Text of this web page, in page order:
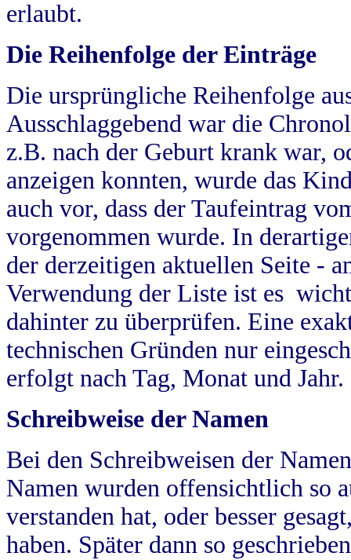
erlaubt.
Die Reihenfolge der Einträge
Die ursprüngliche Reihenfolge
Ausschlaggebend war die
z.B. nach der Geburt krank war,
anzeigen konnten, wurde das
auch vor, dass der Taufeintrag
vorgenommen wurde. In
der derzeitigen aktuellen Seite -
Verwendung der Liste ist es
dahinter zu überprüfen. Eine
technischen Gründen nur
erfolgt nach Tag, Monat und Jahr.
Schreibweise der Namen
Bei den Schreibweisen der
Namen wurden offensichtlich so
verstanden hat, oder besser
haben. Später dann so